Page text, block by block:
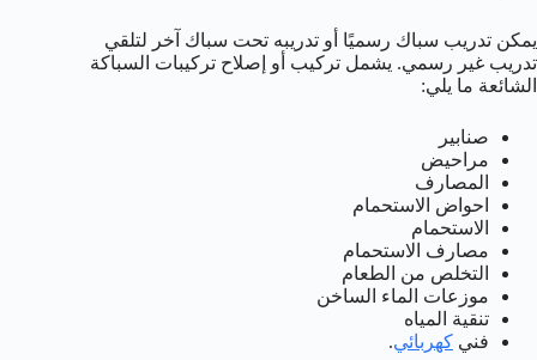
يمكن تدريب سباك رسميًا أو تدريبه تحت سباك آخر لتلقي
تدريب غير رسمي. يشمل تركيب أو إصلاح تركيبات السباكة
الشائعة ما يلي:
صنابير
مراحيض
المصارف
احواض الاستحمام
الاستحمام
مصارف الاستحمام
التخلص من الطعام
موزعات الماء الساخن
تنقية المياه
فني كهربائي.